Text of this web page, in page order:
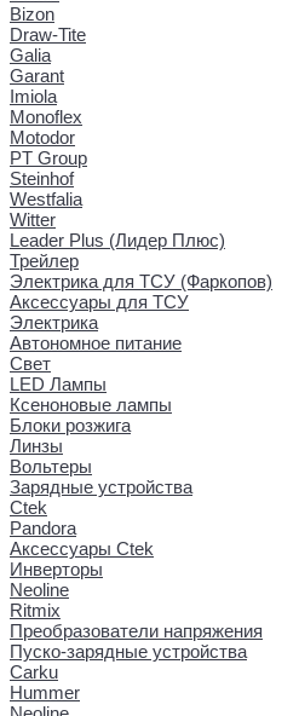
Bizon
Draw-Tite
Galia
Garant
Imiola
Monoflex
Motodor
PT Group
Steinhof
Westfalia
Witter
Leader Plus (Лидер Плюс)
Трейлер
Электрика для ТСУ (Фаркопов)
Аксессуары для ТСУ
Электрика
Автономное питание
Свет
LED Лампы
Ксеноновые лампы
Блоки розжига
Линзы
Вольтеры
Зарядные устройства
Ctek
Pandora
Аксессуары Ctek
Инверторы
Neoline
Ritmix
Преобразователи напряжения
Пуско-зарядные устройства
Carku
Hummer